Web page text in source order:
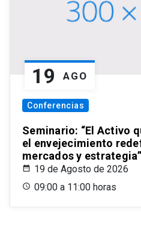
19 AGO
Conferencias
Seminario: “El Activo
el envejecimiento
mercados y estrategia”
19 de Agosto de 2026
09:00 a 11:00 horas